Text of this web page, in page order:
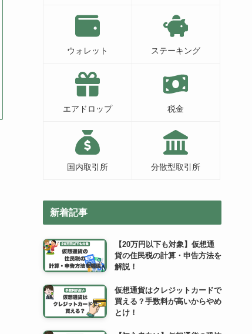
ウォレット ステーキング
エアドロップ 税金
国内取引所 分散型取引所
新着記事
【20万円以下も対象】仮想通
貨の住民税の計算・申告方法を
解説！
仮想通貨はクレジットカードで
買える？手数料が高いからやめ
とけ！